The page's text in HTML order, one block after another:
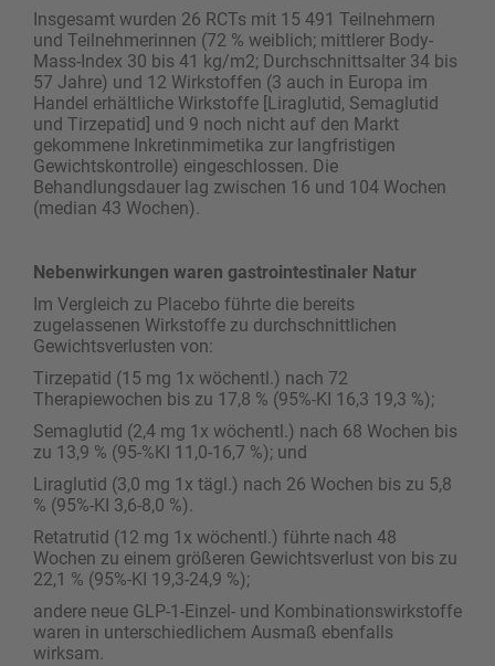
Insgesamt wurden 26 RCTs mit 15 491 Teilnehmern
und Teilnehmerinnen (72 % weiblich; mittlerer Body-
Mass-Index 30 bis 41 kg/m2; Durchschnittsalter 34 bis
57 Jahre) und 12 Wirkstoffen (3 auch in Europa im
Handel erhältliche Wirkstoffe [Liraglutid, Semaglutid
und Tirzepatid] und 9 noch nicht auf den Markt
gekommene Inkretinmimetika zur langfristigen
Gewichtskontrolle) eingeschlossen. Die
Behandlungsdauer lag zwischen 16 und 104 Wochen
(median 43 Wochen).
Nebenwirkungen waren gastrointestinaler Natur
Im Vergleich zu Placebo führte die bereits
zugelassenen Wirkstoffe zu durchschnittlichen
Gewichtsverlusten von:
Tirzepatid (15 mg 1x wöchentl.) nach 72
Therapiewochen bis zu 17,8 % (95%-KI 16,3 19,3 %);
Semaglutid (2,4 mg 1x wöchentl.) nach 68 Wochen bis
zu 13,9 % (95-%KI 11,0-16,7 %); und
Liraglutid (3,0 mg 1x tägl.) nach 26 Wochen bis zu 5,8
% (95%-KI 3,6-8,0 %).
Retatrutid (12 mg 1x wöchentl.) führte nach 48
Wochen zu einem größeren Gewichtsverlust von bis zu
22,1 % (95%-KI 19,3-24,9 %);
andere neue GLP-1-Einzel- und Kombinationswirkstoffe
waren in unterschiedlichem Ausmaß ebenfalls
wirksam.